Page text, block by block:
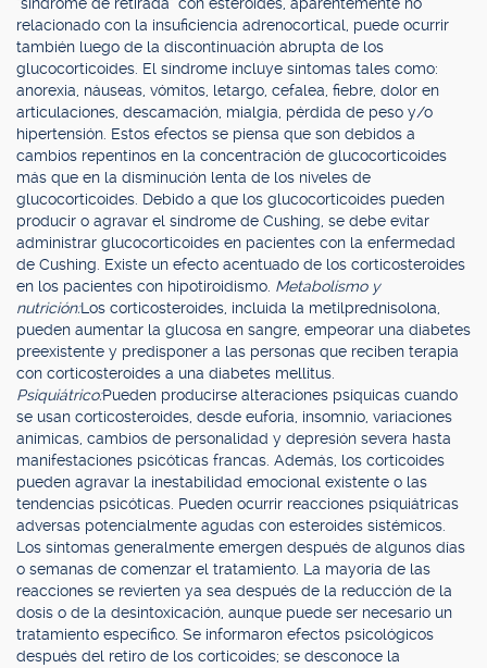
relacionado con la insuficiencia adrenocortical, puede ocurrir
también luego de la discontinuación abrupta de los
glucocorticoides. El síndrome incluye síntomas tales como:
anorexia, náuseas, vómitos, letargo, cefalea, fiebre, dolor en
articulaciones, descamación, mialgia, pérdida de peso y/o
hipertensión. Estos efectos se piensa que son debidos a
cambios repentinos en la concentración de glucocorticoides
más que en la disminución lenta de los niveles de
glucocorticoides. Debido a que los glucocorticoides pueden
producir o agravar el síndrome de Cushing, se debe evitar
administrar glucocorticoides en pacientes con la enfermedad
de Cushing. Existe un efecto acentuado de los corticosteroides
en los pacientes con hipotiroidismo. Metabolismo y
nutrición:Los corticosteroides, incluida la metilprednisolona,
pueden aumentar la glucosa en sangre, empeorar una diabetes
preexistente y predisponer a las personas que reciben terapia
con corticosteroides a una diabetes mellitus.
Psiquiátrico:Pueden producirse alteraciones psíquicas cuando
se usan corticosteroides, desde euforia, insomnio, variaciones
anímicas, cambios de personalidad y depresión severa hasta
manifestaciones psicóticas francas. Además, los corticoides
pueden agravar la inestabilidad emocional existente o las
tendencias psicóticas. Pueden ocurrir reacciones psiquiátricas
adversas potencialmente agudas con esteroides sistémicos.
Los síntomas generalmente emergen después de algunos días
o semanas de comenzar el tratamiento. La mayoría de las
reacciones se revierten ya sea después de la reducción de la
dosis o de la desintoxicación, aunque puede ser necesario un
tratamiento específico. Se informaron efectos psicológicos
después del retiro de los corticoides; se desconoce la